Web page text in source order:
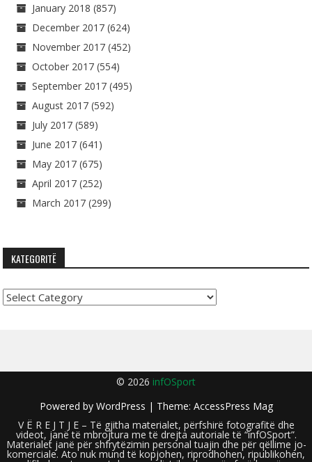
January 2018 (857)
December 2017 (624)
November 2017 (452)
October 2017 (554)
September 2017 (495)
August 2017 (592)
July 2017 (589)
June 2017 (641)
May 2017 (675)
April 2017 (252)
March 2017 (299)
KATEGORITË
Kategoritë
© 2026 infOSport
Powered by WordPress | Theme: AccessPress Mag
V Ë R E J T J E – Të gjitha materialet, përfshirë fotografitë dhe
videot, janë të mbrojtura me të drejta autoriale të “infOSport”.
Materialet janë për shfrytëzimin personal tuajin dhe për qëllime jo-
komerciale. Ato nuk mund të kopjohen, riprodhohen, ripublikohen,